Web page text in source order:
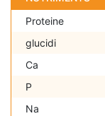
Proteine
glucidi
Ca
P
Na